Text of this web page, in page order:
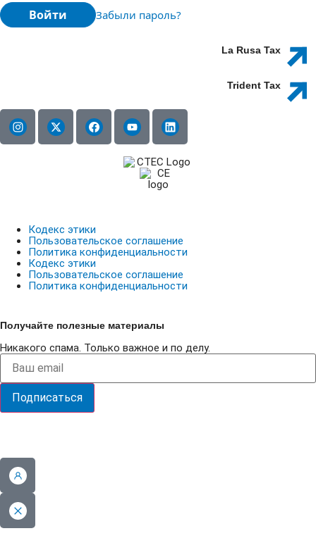
Войти Забыли пароль?
La Rusa Tax
Trident Tax
Кодекс этики
Пользовательское соглашение
Политика конфиденциальности
Кодекс этики
Пользовательское соглашение
Политика конфиденциальности
Получайте полезные материалы
Никакого спама. Только важное и по делу.
Подписаться